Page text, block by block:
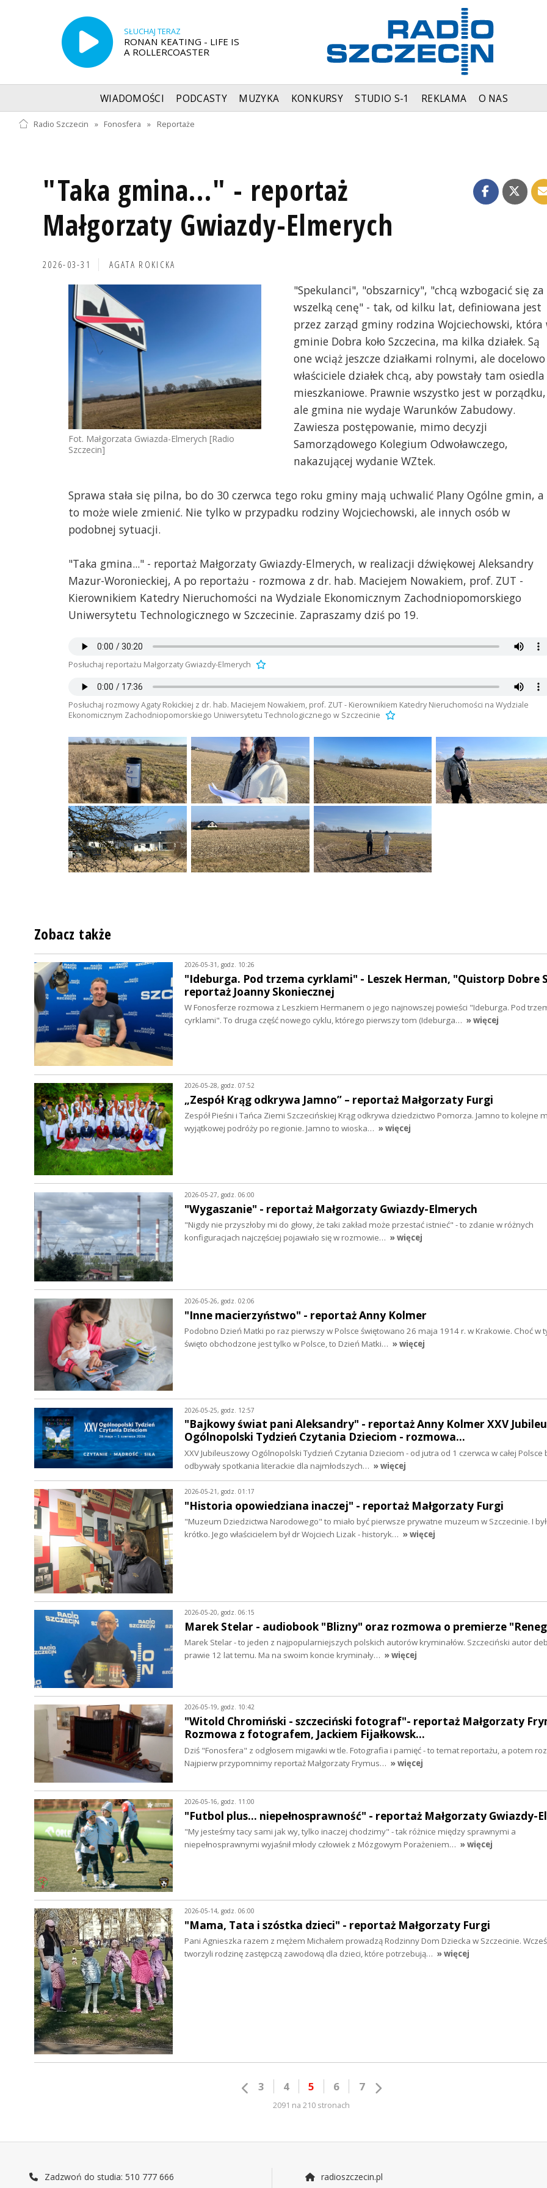
SŁUCHAJ TERAZ
RONAN KEATING - LIFE IS
A ROLLERCOASTER
WIADOMOŚCI PODCASTY MUZYKA KONKURSY STUDIO S-1 REKLAMA O NAS
Radio Szczecin » Fonosfera » Reportaże
"Taka gmina..." - reportaż
Małgorzaty Gwiazdy-Elmerych
2026-03-31 AGATA ROKICKA
Fot. Małgorzata Gwiazda-Elmerych [Radio
Szczecin]
"Spekulanci", "obszarnicy", "chcą wzbogacić się za
wszelką cenę" - tak, od kilku lat, definiowana jest
przez zarząd gminy rodzina Wojciechowski, która
gminie Dobra koło Szczecina, ma kilka działek. Są
one wciąż jeszcze działkami rolnymi, ale docelowo
właściciele działek chcą, aby powstały tam osiedla
mieszkaniowe. Prawnie wszystko jest w porządku,
ale gmina nie wydaje Warunków Zabudowy.
Zawiesza postępowanie, mimo decyzji
Samorządowego Kolegium Odwoławczego,
nakazującej wydanie WZtek.
Sprawa stała się pilna, bo do 30 czerwca tego roku gminy mają uchwalić Plany Ogólne gmin, a
to może wiele zmienić. Nie tylko w przypadku rodziny Wojciechowski, ale innych osób w
podobnej sytuacji.
"Taka gmina..." - reportaż Małgorzaty Gwiazdy-Elmerych, w realizacji dźwiękowej Aleksandry
Mazur-Woronieckiej, A po reportażu - rozmowa z dr. hab. Maciejem Nowakiem, prof. ZUT -
Kierownikiem Katedry Nieruchomości na Wydziale Ekonomicznym Zachodniopomorskiego
Uniwersytetu Technologicznego w Szczecinie. Zapraszamy dziś po 19.
Posłuchaj reportażu Małgorzaty Gwiazdy-Elmerych
Posłuchaj rozmowy Agaty Rokickiej z dr. hab. Maciejem Nowakiem, prof. ZUT - Kierownikiem Katedry Nieruchomości na Wydziale
Ekonomicznym Zachodniopomorskiego Uniwersytetu Technologicznego w Szczecinie
Zobacz także
2026-05-31, godz. 10:26
"Ideburga. Pod trzema cyrklami" - Leszek Herman, "Quistorp Dobre
reportaż Joanny Skoniecznej
W Fonosferze rozmowa z Leszkiem Hermanem o jego najnowszej powieści "Ideburga. Pod
cyrklami". To druga część nowego cyklu, którego pierwszy tom (Ideburga… » więcej
2026-05-28, godz. 07:52
„Zespół Krąg odkrywa Jamno” – reportaż Małgorzaty Furgi
Zespół Pieśni i Tańca Ziemi Szczecińskiej Krąg odkrywa dziedzictwo Pomorza. Jamno to kolejne
wyjątkowej podróży po regionie. Jamno to wioska… » więcej
2026-05-27, godz. 06:00
"Wygaszanie" - reportaż Małgorzaty Gwiazdy-Elmerych
"Nigdy nie przyszłoby mi do głowy, że taki zakład może przestać istnieć" - to zdanie w różnych
konfiguracjach najczęściej pojawiało się w rozmowie… » więcej
2026-05-26, godz. 02:06
"Inne macierzyństwo" - reportaż Anny Kolmer
Podobno Dzień Matki po raz pierwszy w Polsce świętowano 26 maja 1914 r. w Krakowie. Choć w
święto obchodzone jest tylko w Polsce, to Dzień Matki… » więcej
2026-05-25, godz. 12:57
"Bajkowy świat pani Aleksandry" - reportaż Anny Kolmer XXV
Ogólnopolski Tydzień Czytania Dzieciom - rozmowa…
XXV Jubileuszowy Ogólnopolski Tydzień Czytania Dzieciom - od jutra od 1 czerwca w całej Polsce
odbywały spotkania literackie dla najmłodszych… » więcej
2026-05-21, godz. 01:17
"Historia opowiedziana inaczej" - reportaż Małgorzaty Furgi
"Muzeum Dziedzictwa Narodowego" to miało być pierwsze prywatne muzeum w Szczecinie. I
krótko. Jego właścicielem był dr Wojciech Lizak - historyk… » więcej
2026-05-20, godz. 06:15
Marek Stelar - audiobook "Blizny" oraz rozmowa o premierze
Marek Stelar - to jeden z najpopularniejszych polskich autorów kryminałów. Szczeciński autor
prawie 12 lat temu. Ma na swoim koncie kryminały… » więcej
2026-05-19, godz. 10:42
"Witold Chromiński - szczeciński fotograf"- reportaż Małgorzaty
Rozmowa z fotografem, Jackiem Fijałkowsk…
Dziś "Fonosfera" z odgłosem migawki w tle. Fotografia i pamięć - to temat reportażu, a potem
Najpierw przypomnimy reportaż Małgorzaty Frymus… » więcej
2026-05-16, godz. 11:00
"Futbol plus... niepełnosprawność" - reportaż Małgorzaty Gwiazdy-
"My jesteśmy tacy sami jak wy, tylko inaczej chodzimy" - tak różnice między sprawnymi a
niepełnosprawnymi wyjaśnił młody człowiek z Mózgowym Porażeniem… » więcej
2026-05-14, godz. 06:00
"Mama, Tata i szóstka dzieci" - reportaż Małgorzaty Furgi
Pani Agnieszka razem z mężem Michałem prowadzą Rodzinny Dom Dziecka w Szczecinie.
tworzyli rodzinę zastępczą zawodową dla dzieci, które potrzebują… » więcej
3 4 5 6 7
2091 na 210 stronach
Zadzwoń do studia: 510 777 666
radioszczecin.pl